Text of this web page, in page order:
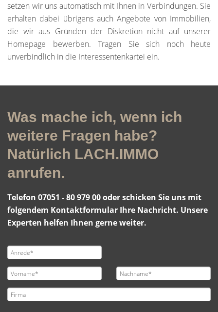
setzen wir uns automatisch mit Ihnen in Verbindungen. Sie
erhalten dabei übrigens auch Angebote von Immobilien,
die wir aus Gründen der Diskretion nicht auf unserer
Homepage bewerben. Tragen Sie sich noch heute
unverbindlich in die Interessentenkartei ein.
Was mache ich, wenn ich
weitere Fragen habe?
Natürlich LACH.IMMO
anrufen.
Telefon 07051 - 80 979 00 oder schicken Sie uns mit
folgendem Kontaktformular Ihre Nachricht. Unsere
Experten helfen Ihnen gerne weiter.